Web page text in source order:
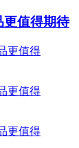
更值得期待